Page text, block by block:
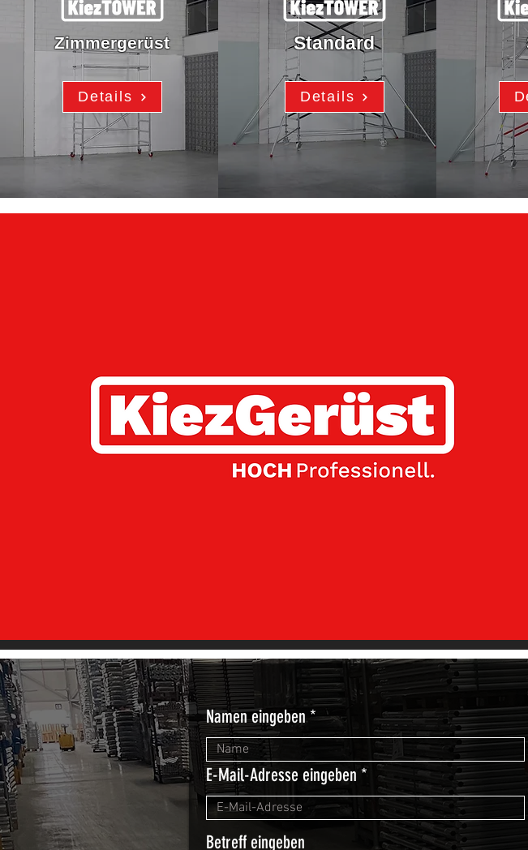
Zimmergerüst
Details
Standard
Details
Namen eingeben
E-Mail-Adresse eingeben
Betreff eingeben